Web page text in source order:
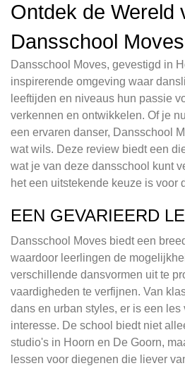
Ontdek de Wereld
Dansschool Moves
Dansschool Moves, gevestigd in
inspirerende omgeving waar
leeftijden en niveaus hun passie
verkennen en ontwikkelen. Of je
een ervaren danser, Dansschool
wat wils. Deze review biedt een
wat je van deze dansschool kunt
het een uitstekende keuze is voor
EEN GEVARIEERD
Dansschool Moves biedt een
waardoor leerlingen de
verschillende dansvormen uit te
vaardigheden te verfijnen. Van
dans en urban styles, er is een les
interesse. De school biedt niet
studio's in Hoorn en De Goorn,
lessen voor diegenen die liever